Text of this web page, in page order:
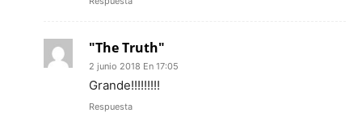
"The Truth"
2 junio 2018 En 17:05
Grande!!!!!!!!!
Respuesta